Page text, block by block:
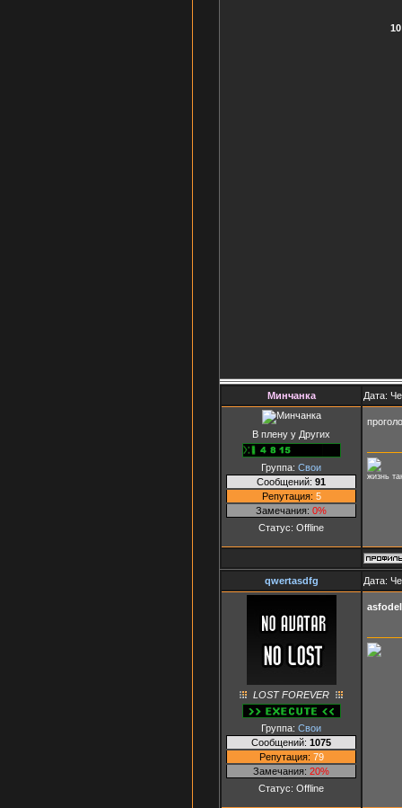
10
Минчанка Дата:
В плену у Других
Группа: Свои
Сообщений: 91
Репутация: 5
Замечания: 0%
Статус: Offline
жизнь
qwertasdfg Дата:
LOST FOREVER
Группа: Свои
Сообщений: 1075
Репутация: 79
Замечания: 20%
Статус: Offline